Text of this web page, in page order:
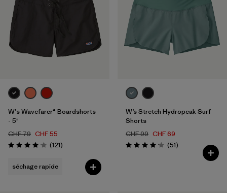
W's Wavefarer® Boardshorts
- 5"
CHF 79 CHF 55
Évaluation: 4.0 / 5
(121Avis
)
séchage rapide
W’s Stretch Hydropeak Surf
Shorts
CHF 99 CHF 69
Évaluation: 4.1 / 5
(51Avis
)